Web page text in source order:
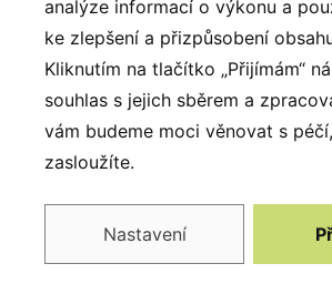
- kovu, dřeva a plastu. Díky tomu je
intenzivnímu používání i škodlivým
analýze informací o výkonu a
ke zlepšení a přizpůsobení
Kliknutím na tlačítko „Přijímám“
souhlas s jejich sběrem a
vám budeme moci věnovat s
zasloužíte.
Nastavení